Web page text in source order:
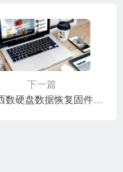
下一篇
WD/西数硬盘数据恢复固件WD20SMZW-11YFCS0-01-01A01-WD-WXK1A28CH6EV-1024-0006000R-1860